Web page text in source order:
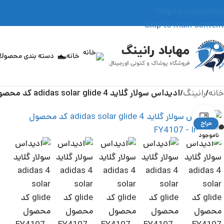
Skip to main content
خانه دسته بندی
خانه/رانینگ/ادیداس سولار گلاید 4 adidas solar glide کد محصول FY4107
حراج
ناموجود
بزرگنمایی تصویر